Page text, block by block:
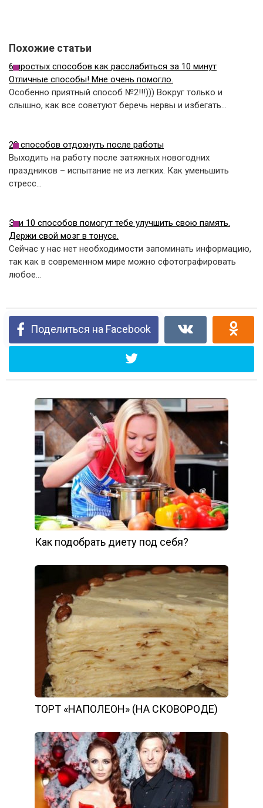
Похожие статьи
6 простых способов как расслабиться за 10 минут
Отличные способы! Мне очень помогло.
Особенно приятный способ №2!!!))) Вокруг только и
слышно, как все советуют беречь нервы и избегать…
20 способов отдохнуть после работы
Выходить на работу после затяжных новогодних
праздников – испытание не из легких. Как уменьшить
стресс…
Эти 10 способов помогут тебе улучшить свою память.
Держи свой мозг в тонусе.
Сейчас у нас нет необходимости запоминать информацию,
так как в современном мире можно сфотографировать
любое…
Поделиться на Facebook
Как подобрать диету под себя?
ТОРТ «НАПОЛЕОН» (НА СКОВОРОДЕ)